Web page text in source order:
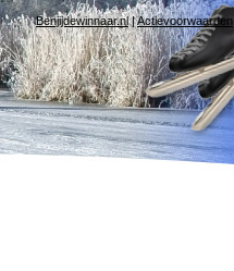
Benjijdewinnaar.nl|Actievoorwaarden